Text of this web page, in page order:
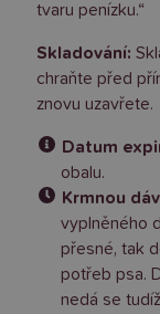
tvaru penízku.“
Skladování:
chraňte před
znovu uzavřete.
Datum
obalu.
Krmnou
vyplněného
přesné, tak
potřeb psa.
nedá se